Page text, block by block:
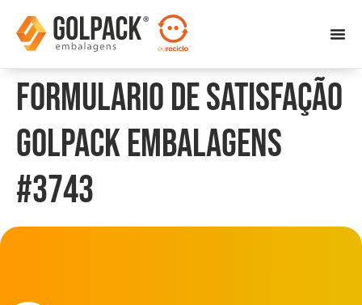
Formulario de Satisfação
Golpack Embalagens
#3743